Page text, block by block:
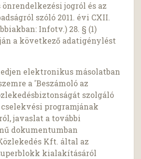
jogról és az
szóló 2011. évi CXII.
Infotv.) 28. § (1)
a következő adatigénylést
elektronikus másolatban
a 'Beszámoló az
szolgáló
programjának
javaslat a további
dokumentumban
Kft. által az
kialakításáról